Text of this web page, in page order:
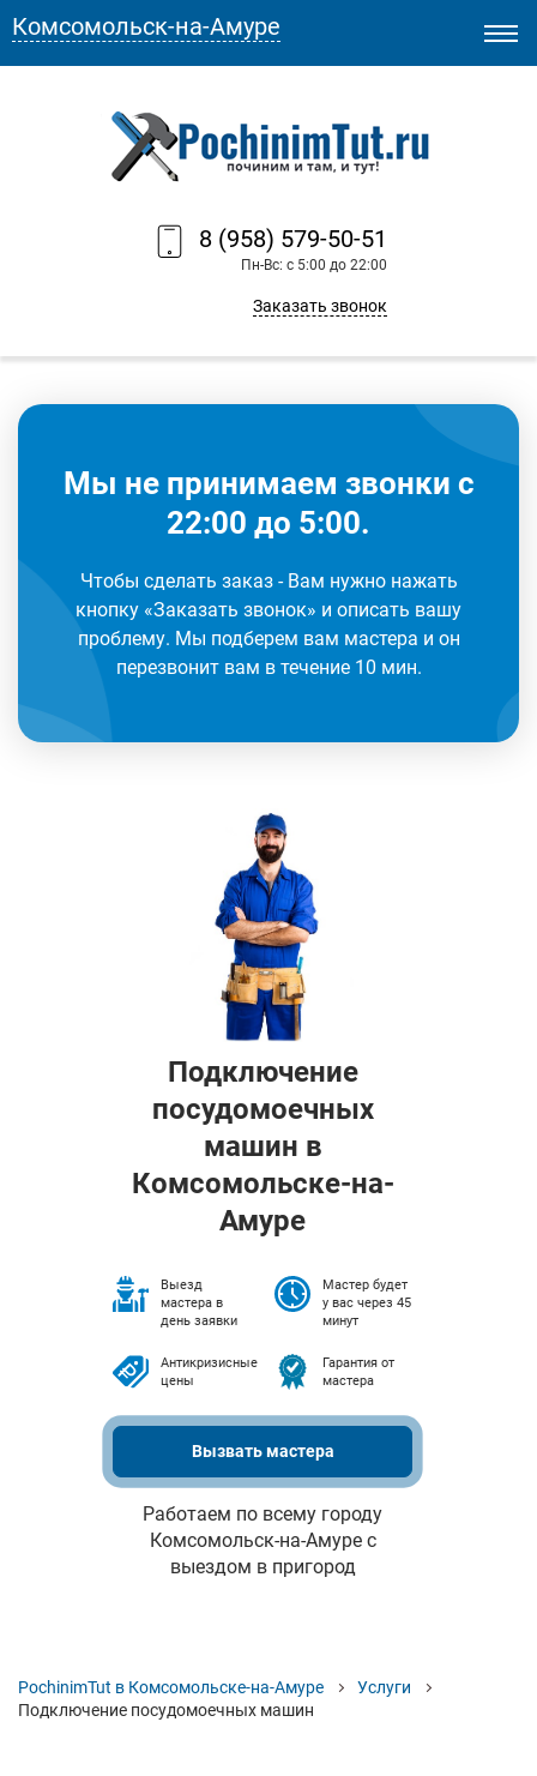
8 (958) 579-50-51
Пн-Вс: с 5:00 до 22:00
Заказать звонок
Комсомольск-на-Амуре
Мы не принимаем звонки с
22:00 до 5:00.
Чтобы сделать заказ - Вам нужно нажать
кнопку «Заказать звонок» и описать вашу
проблему. Мы подберем вам мастера и он
перезвонит вам в течение 10 мин.
Подключение
посудомоечных
машин в
Комсомольске-на-
Амуре
Выезд
мастера в
день заявки
Мастер будет
у вас через 45
минут
Антикризисные
цены
Гарантия от
мастера
Вызвать мастера
Работаем по всему городу
Комсомольск-на-Амуре с
выездом в пригород
PochinimTut в Комсомольске-на-Амуре
Услуги
Подключение посудомоечных машин